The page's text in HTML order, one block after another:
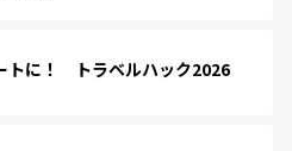
トに！ トラベルハック2026